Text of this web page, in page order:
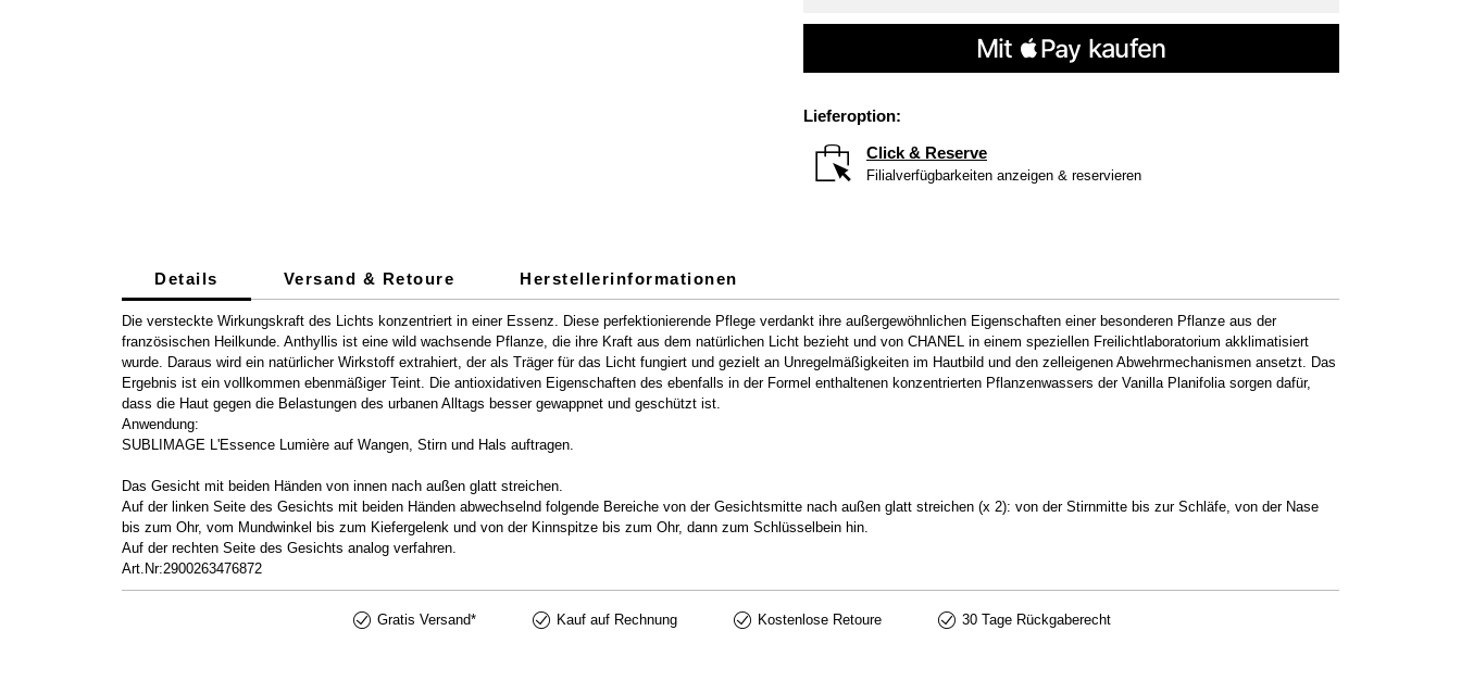
Lieferoption:
Click & Reserve
Filialverfügbarkeiten anzeigen & reservieren
Details Versand & Retoure Herstellerinformationen
Die versteckte Wirkungskraft des Lichts konzentriert in einer Essenz. Diese perfektionierende Pflege verdankt ihre außergewöhnlichen Eigenschaften einer besonderen Pflanze aus der
französischen Heilkunde. Anthyllis ist eine wild wachsende Pflanze, die ihre Kraft aus dem natürlichen Licht bezieht und von CHANEL in einem speziellen Freilichtlaboratorium akklimatisiert
wurde. Daraus wird ein natürlicher Wirkstoff extrahiert, der als Träger für das Licht fungiert und gezielt an Unregelmäßigkeiten im Hautbild und den zelleigenen Abwehrmechanismen ansetzt. Das
Ergebnis ist ein vollkommen ebenmäßiger Teint. Die antioxidativen Eigenschaften des ebenfalls in der Formel enthaltenen konzentrierten Pflanzenwassers der Vanilla Planifolia sorgen dafür,
dass die Haut gegen die Belastungen des urbanen Alltags besser gewappnet und geschützt ist.
Anwendung:
SUBLIMAGE L'Essence Lumière auf Wangen, Stirn und Hals auftragen.
Das Gesicht mit beiden Händen von innen nach außen glatt streichen.
Auf der linken Seite des Gesichts mit beiden Händen abwechselnd folgende Bereiche von der Gesichtsmitte nach außen glatt streichen (x 2): von der Stirnmitte bis zur Schläfe, von der Nase
bis zum Ohr, vom Mundwinkel bis zum Kiefergelenk und von der Kinnspitze bis zum Ohr, dann zum Schlüsselbein hin.
Auf der rechten Seite des Gesichts analog verfahren.
Art.Nr:2900263476872
Gratis Versand* Kauf auf Rechnung Kostenlose Retoure 30 Tage Rückgaberecht